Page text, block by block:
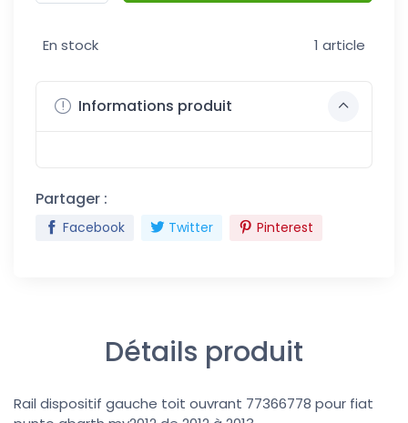
En stock 1 article
Informations produit
Partager :
Facebook Twitter Pinterest
Détails produit
Rail dispositif gauche toit ouvrant 77366778 pour fiat